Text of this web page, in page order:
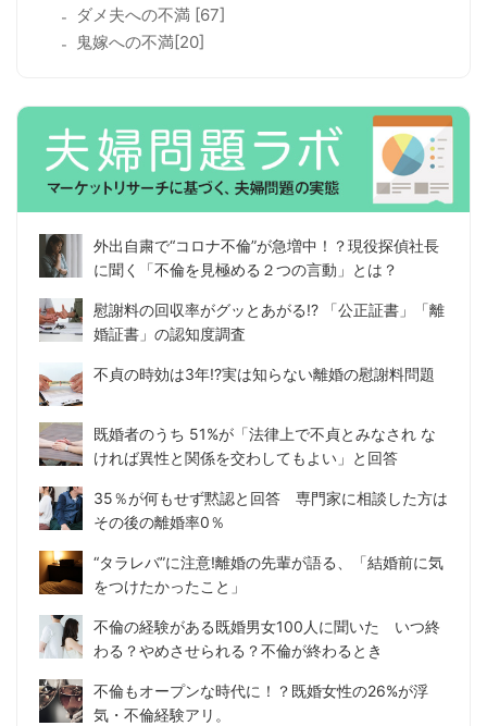
ダメ夫への不満 [67]
鬼嫁への不満[20]
外出自粛で“コロナ不倫”が急増中！？現役探偵社長
に聞く「不倫を見極める２つの言動」とは？
慰謝料の回収率がグッとあがる!? 「公正証書」「離
婚証書」の認知度調査
不貞の時効は3年!?実は知らない離婚の慰謝料問題
既婚者のうち 51%が「法律上で不貞とみなされ な
ければ異性と関係を交わしてもよい」と回答
35％が何もせず黙認と回答 専門家に相談した方は
その後の離婚率0％
“タラレバ”に注意!離婚の先輩が語る、「結婚前に気
をつけたかったこと」
不倫の経験がある既婚男女100人に聞いた いつ終
わる？やめさせられる？不倫が終わるとき
不倫もオープンな時代に！？既婚女性の26%が浮
気・不倫経験アリ。